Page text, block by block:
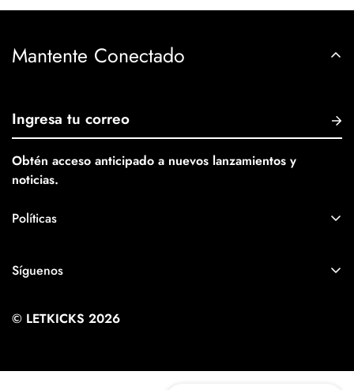
Mantente Conectado
Obtén acceso anticipado a nuevos lanzamientos y
noticias.
Políticas
Política de Envios
Síguenos
info@letkicks.com
© LETKICKS 2026